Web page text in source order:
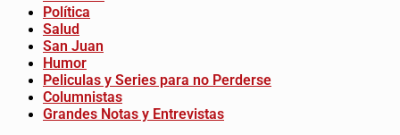
Política
Salud
San Juan
Humor
Peliculas y Series para no Perderse
Columnistas
Grandes Notas y Entrevistas